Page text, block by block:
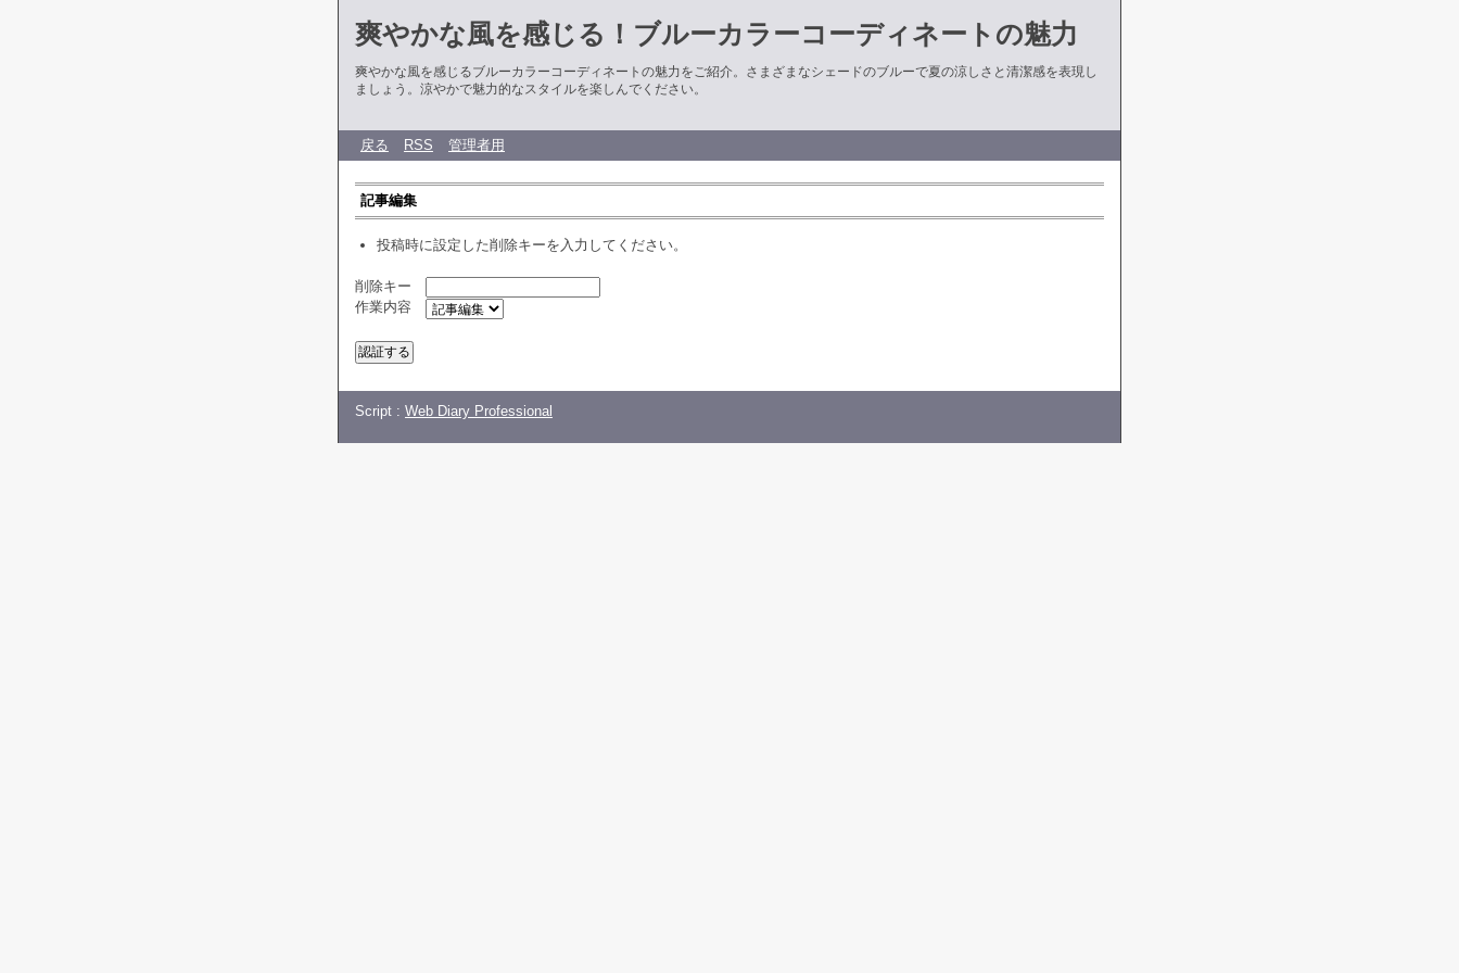
爽やかな風を感じる！ブルーカラーコーディネートの魅力
爽やかな風を感じるブルーカラーコーディネートの魅力をご紹介。さまざまなシェードのブルーで夏の涼しさと清潔感を表現し
ましょう。涼やかで魅力的なスタイルを楽しんでください。
戻る RSS 管理者用
記事編集
投稿時に設定した削除キーを入力してください。
削除キー
作業内容
Script : Web Diary Professional